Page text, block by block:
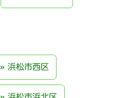
浜松市西区